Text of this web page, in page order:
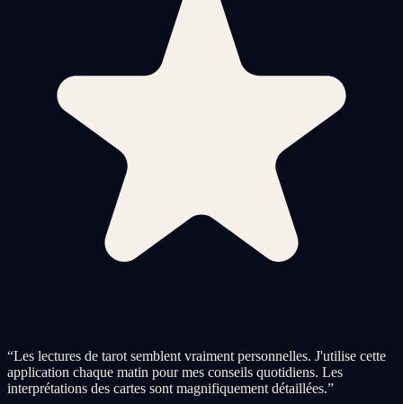
“Les lectures de tarot semblent vraiment personnelles. J'utilise cette
application chaque matin pour mes conseils quotidiens. Les
interprétations des cartes sont magnifiquement détaillées.”